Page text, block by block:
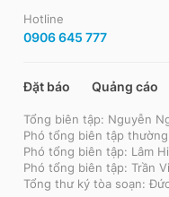
Hotline
0906 645 777
Đặt báo Quảng cáo
Tổng biên tập: Nguyễn
Phó tổng biên tập
Phó tổng biên tập: Lâm
Phó tổng biên tập: Trần
Tổng thư ký tòa soạn: